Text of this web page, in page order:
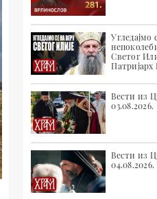
Угледајмо
Светог
Вести из
03.08.2026.
Вести из
04.08.2026.